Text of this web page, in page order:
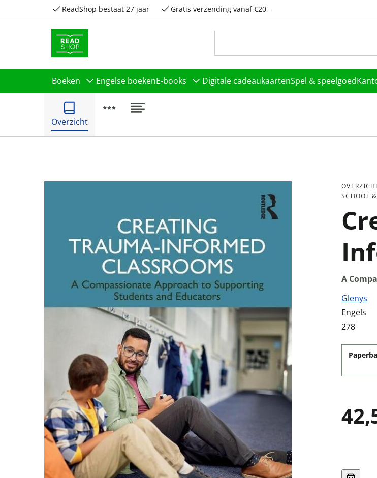
ReadShop bestaat 27 jaar Gratis verzending vanaf €20,-
Boeken Engelse boekenE-books Digitale cadeaukaartenSpel & speelgoed
Overzicht
SCHOOL
A
Glenys
Engels
278